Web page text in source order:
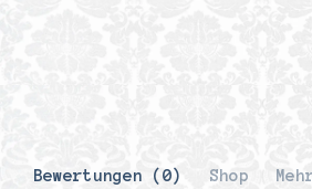
Bewertungen (0) Shop